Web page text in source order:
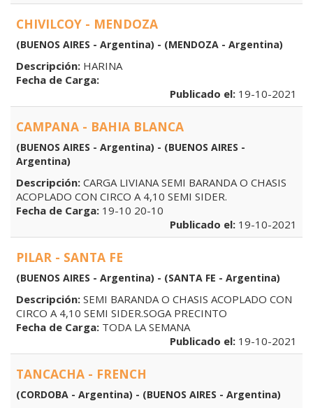
CHIVILCOY - MENDOZA
(BUENOS AIRES - Argentina) - (MENDOZA - Argentina)
Descripción: HARINA
Fecha de Carga:
Publicado el: 19-10-2021
CAMPANA - BAHIA BLANCA
(BUENOS AIRES - Argentina) - (BUENOS AIRES -
Argentina)
Descripción: CARGA LIVIANA SEMI BARANDA O CHASIS
ACOPLADO CON CIRCO A 4,10 SEMI SIDER.
Fecha de Carga: 19-10 20-10
Publicado el: 19-10-2021
PILAR - SANTA FE
(BUENOS AIRES - Argentina) - (SANTA FE - Argentina)
Descripción: SEMI BARANDA O CHASIS ACOPLADO CON
CIRCO A 4,10 SEMI SIDER.SOGA PRECINTO
Fecha de Carga: TODA LA SEMANA
Publicado el: 19-10-2021
TANCACHA - FRENCH
(CORDOBA - Argentina) - (BUENOS AIRES - Argentina)